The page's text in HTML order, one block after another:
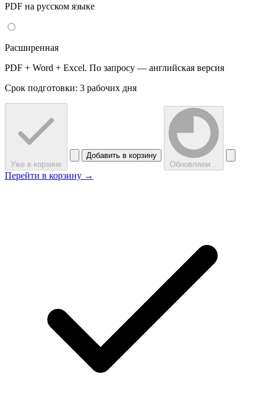
PDF на русском языке
Расширенная
PDF + Word + Excel. По запросу — английская версия
Срок подготовки: 3 рабочих дня
Уже в корзине
Добавить в корзину
Обновляем...
Перейти в корзину →